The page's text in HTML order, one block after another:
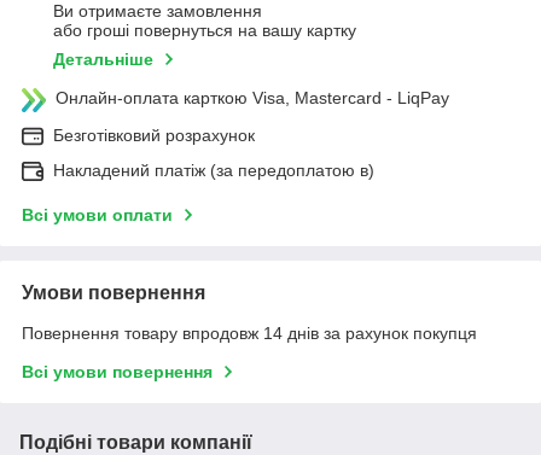
Ви отримаєте замовлення
або гроші повернуться на вашу картку
Детальніше
Онлайн-оплата карткою Visa, Mastercard - LiqPay
Безготівковий розрахунок
Накладений платіж (за передоплатою в)
Всі умови оплати
Умови повернення
Повернення товару впродовж 14 днів за рахунок покупця
Всі умови повернення
Подібні товари компанії